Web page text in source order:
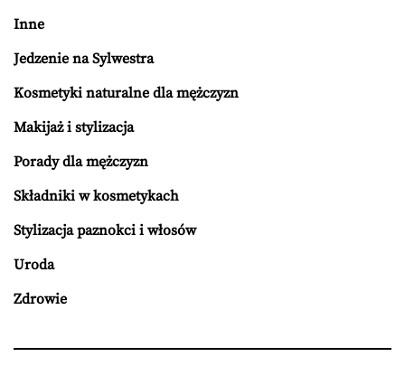
Inne
Jedzenie na Sylwestra
Kosmetyki naturalne dla mężczyzn
Makijaż i stylizacja
Porady dla mężczyzn
Składniki w kosmetykach
Stylizacja paznokci i włosów
Uroda
Zdrowie